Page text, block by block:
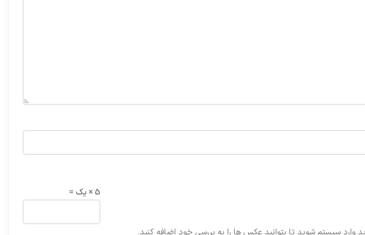
5 × یک =
وارد سیستم شوید تا بتوانید عکس ها را به بررسی خود اضافه کنید.